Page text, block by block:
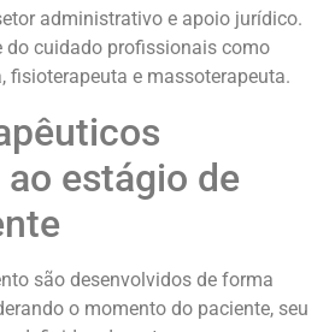
administrativo e apoio jurídico.
do cuidado profissionais como
fisioterapeuta e massoterapeuta.
estágio de
são desenvolvidos de forma
o momento do paciente, seu